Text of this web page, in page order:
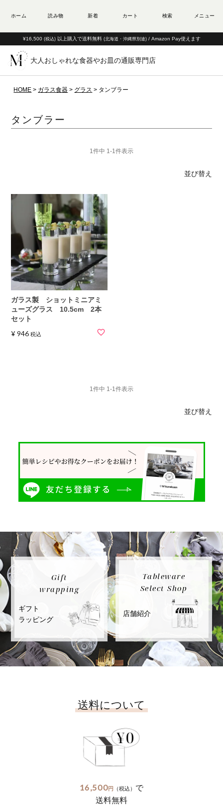
¥16,500 (税込) 以上購入で送料無料 (北海道・沖縄県別途) / Amazon Pay使えます
大人おしゃれな食器やお皿の通販専門店
HOME ガラス食器 グラス タンブラー
タンブラー
並び替え
1件中 1-1件表示
ガラス製 ショットミニアミ
ューズグラス 10.5cm 2本
セット
¥ 946 税込
並び替え
1件中 1-1件表示
Gift
wrapping
ギフト
ラッピング
Tableware
Select Shop
店舗紹介
送料について
16,500円 （税込） で
送料無料